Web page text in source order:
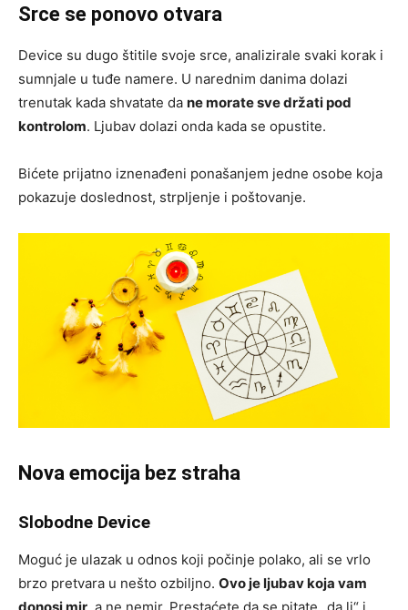
Srce se ponovo otvara
Device su dugo štitile svoje srce, analizirale svaki korak i
sumnjale u tuđe namere. U narednim danima dolazi
trenutak kada shvatate da ne morate sve držati pod
kontrolom. Ljubav dolazi onda kada se opustite.
Bićete prijatno iznenađeni ponašanjem jedne osobe koja
pokazuje doslednost, strpljenje i poštovanje.
Nova emocija bez straha
Slobodne Device
Moguć je ulazak u odnos koji počinje polako, ali se vrlo
brzo pretvara u nešto ozbiljno. Ovo je ljubav koja vam
donosi mir, a ne nemir. Prestaćete da se pitate „da li“ i